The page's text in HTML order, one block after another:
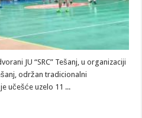
JU “SRC” Tešanj, u organizaciji
održan tradicionalni
učešće uzelo 11 ...